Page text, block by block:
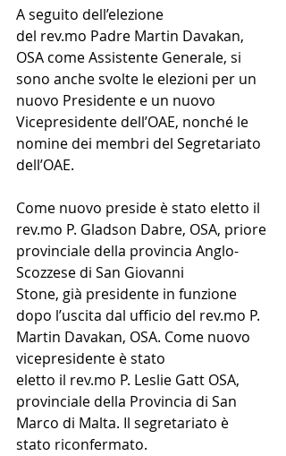
A seguito dell’elezione
del rev.mo Padre Martin Davakan,
OSA come Assistente Generale, si
sono anche svolte le elezioni per un
nuovo Presidente e un nuovo
Vicepresidente dell’OAE, nonché le
nomine dei membri del Segretariato
dell’OAE.
Come nuovo preside è stato eletto il
rev.mo P. Gladson Dabre, OSA, priore
provinciale della provincia Anglo-
Scozzese di San Giovanni
Stone, già presidente in funzione
dopo l’uscita dal ufficio del rev.mo P.
Martin Davakan, OSA. Come nuovo
vicepresidente è stato
eletto il rev.mo P. Leslie Gatt OSA,
provinciale della Provincia di San
Marco di Malta. Il segretariato è
stato riconfermato.